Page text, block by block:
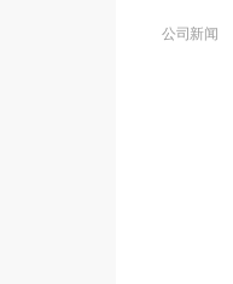
公司新闻